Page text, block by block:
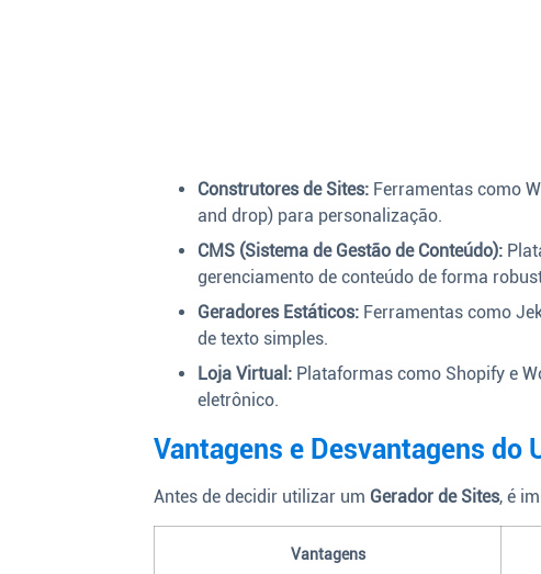
Construtores de Sites: Ferramentas como
and drop) para personalização.
CMS (Sistema de Gestão de Conteúdo):
gerenciamento de conteúdo de forma
Geradores Estáticos: Ferramentas como
de texto simples.
Loja Virtual: Plataformas como Shopify e
eletrônico.
Vantagens e Desvantagens do
Antes de decidir utilizar um Gerador de Sites, é
Vantagens